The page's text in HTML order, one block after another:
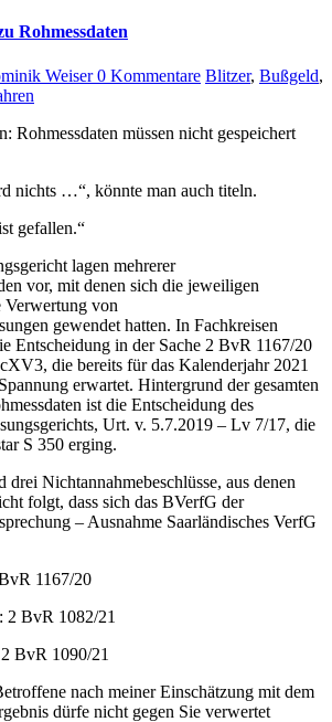
Rohmessdaten
Weiser0 Kommentare Blitzer, Bußgeld,
Rohmessdaten müssen nicht gespeichert
nichts …“, könnte man auch titeln.
gefallen.“
lagen mehrerer
vor, mit denen sich die jeweiligen
Verwertung von
gewendet hatten. In Fachkreisen
Entscheidung in der Sache 2 BvR 1167/20
die bereits für das Kalenderjahr 2021
erwartet. Hintergrund der gesamten
ist die Entscheidung des
Urt. v. 5.7.2019 – Lv 7/17, die
S 350 erging.
drei Nichtannahmebeschlüsse, aus denen
folgt, dass sich das BVerfG der
– Ausnahme Saarländisches VerfG
1167/20
2 BvR 1082/21
BvR 1090/21
nach meiner Einschätzung mit dem
dürfe nicht gegen Sie verwertet